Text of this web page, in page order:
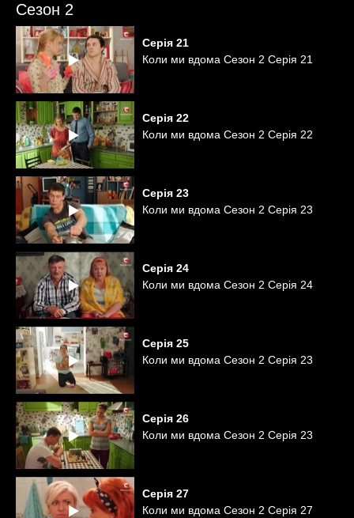
Сезон 2
Серія 21
Коли ми вдома Сезон 2 Серія 21
Серія 22
Коли ми вдома Сезон 2 Серія 22
Серія 23
Коли ми вдома Сезон 2 Серія 23
Серія 24
Коли ми вдома Сезон 2 Серія 24
Серія 25
Коли ми вдома Сезон 2 Серія 23
Серія 26
Коли ми вдома Сезон 2 Серія 23
Серія 27
Коли ми вдома Сезон 2 Серія 27